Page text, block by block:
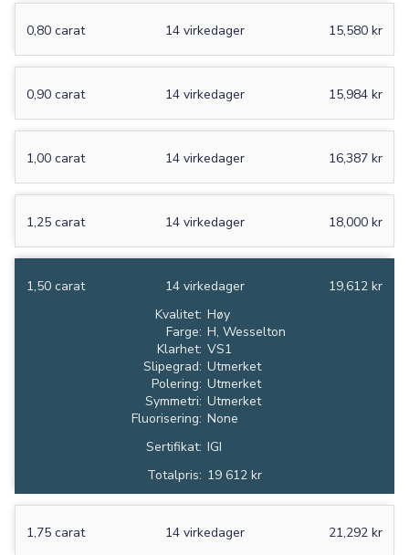
0,80 carat 15,580 kr
14 virkedager
0,90 carat 15,984 kr
14 virkedager
1,00 carat 16,387 kr
14 virkedager
1,25 carat 18,000 kr
14 virkedager
1,50 carat 19,612 kr
14 virkedager
Kvalitet: Høy
Farge: H, Wesselton
Klarhet: VS1
Slipegrad: Utmerket
Polering: Utmerket
Symmetri: Utmerket
Fluorisering: None
Sertifikat: IGI
Totalpris: 19 612 kr
1,75 carat 21,292 kr
14 virkedager